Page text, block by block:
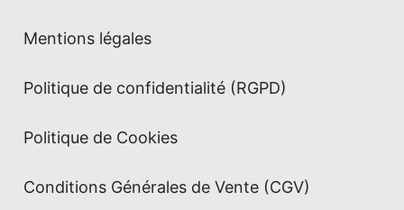
Mentions légales
Politique de confidentialité (RGPD)
Politique de Cookies
Conditions Générales de Vente (CGV)